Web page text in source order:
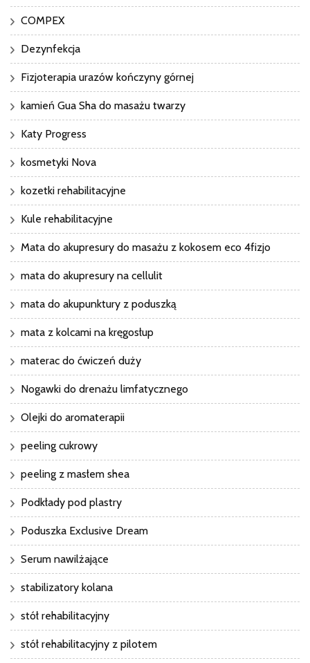
COMPEX
Dezynfekcja
Fizjoterapia urazów kończyny górnej
kamień Gua Sha do masażu twarzy
Katy Progress
kosmetyki Nova
kozetki rehabilitacyjne
Kule rehabilitacyjne
Mata do akupresury do masażu z kokosem eco 4fizjo
mata do akupresury na cellulit
mata do akupunktury z poduszką
mata z kolcami na kręgosłup
materac do ćwiczeń duży
Nogawki do drenażu limfatycznego
Olejki do aromaterapii
peeling cukrowy
peeling z masłem shea
Podkłady pod plastry
Poduszka Exclusive Dream
Serum nawilżające
stabilizatory kolana
stół rehabilitacyjny
stół rehabilitacyjny z pilotem